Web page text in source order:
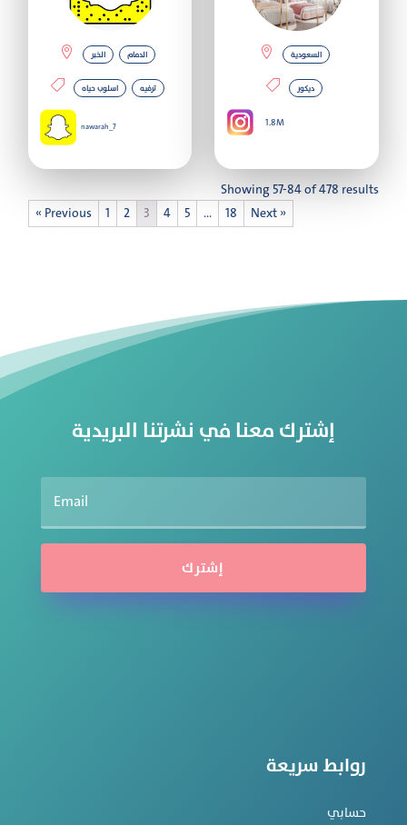
الخبر الدمام
اسلوب حياه ترفيه
nawarah_7
السعودية
ديكور
1.8M
Showing 57-84 of 478 results
« Previous
1 2 3 4 5 … 18 Next »
إشترك معنا في نشرتنا البريدية
إشترك
روابط سريعة
حسابي